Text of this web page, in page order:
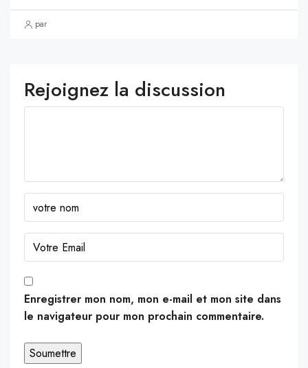
par
Rejoignez la discussion
Enregistrer mon nom, mon e-mail et mon site dans
le navigateur pour mon prochain commentaire.